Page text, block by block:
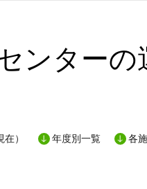
ンターの
） 年度別一覧 各